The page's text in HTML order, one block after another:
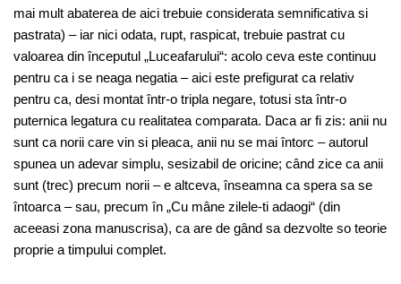
mai mult abaterea de aici trebuie considerata semnificativa si
pastrata) – iar nici odata, rupt, raspicat, trebuie pastrat cu
valoarea din începutul „Luceafarului“: acolo ceva este continuu
pentru ca i se neaga negatia – aici este prefigurat ca relativ
pentru ca, desi montat într-o tripla negare, totusi sta într-o
puternica legatura cu realitatea comparata. Daca ar fi zis: anii nu
sunt ca norii care vin si pleaca, anii nu se mai întorc – autorul
spunea un adevar simplu, sesizabil de oricine; când zice ca anii
sunt (trec) precum norii – e altceva, înseamna ca spera sa se
întoarca – sau, precum în „Cu mâne zilele-ti adaogi“ (din
aceeasi zona manuscrisa), ca are de gând sa dezvolte so teorie
proprie a timpului complet.